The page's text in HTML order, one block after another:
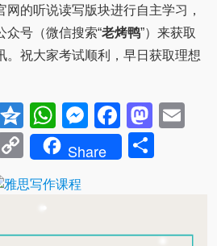
的听说读写版块进行自主学习，
众号（微信搜索“老烤鸭”）来获取
。祝大家考试顺利，早日获取理想
Douban
QzoneWhatsApp
Messenger
Google
Copy
Link
Share